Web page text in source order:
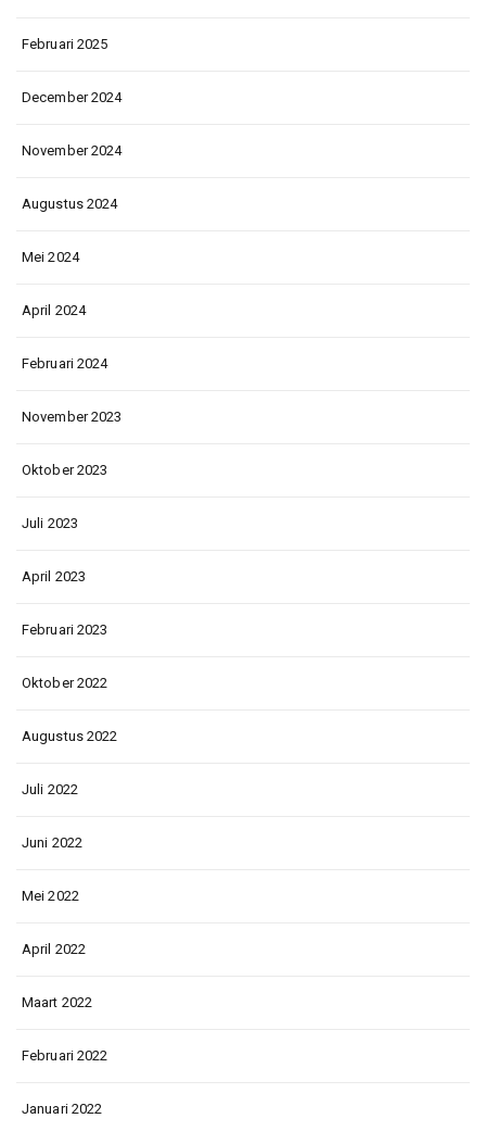
Februari 2025
December 2024
November 2024
Augustus 2024
Mei 2024
April 2024
Februari 2024
November 2023
Oktober 2023
Juli 2023
April 2023
Februari 2023
Oktober 2022
Augustus 2022
Juli 2022
Juni 2022
Mei 2022
April 2022
Maart 2022
Februari 2022
Januari 2022